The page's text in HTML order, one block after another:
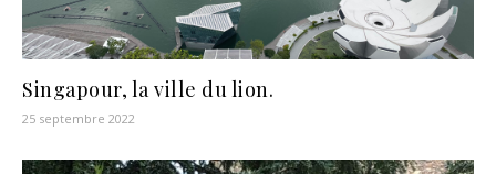
Singapour, la ville du lion.
25 septembre 2022